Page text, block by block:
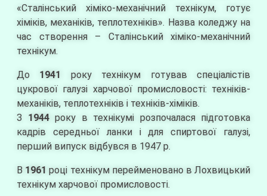
«Сталінський хіміко-механічний технікум, готує
хіміків, механіків, теплотехніків». Назва коледжу на
час створення – Сталінський хіміко-механічний
технікум.
До 1941
року технікум готував спеціалістів
цукрової галузі харчової промисловості: техніків-
механіків, теплотехніків і техніків-хіміків.
З 1944року в технікумі розпочалася підготовка
кадрів середньої ланки і для спиртової галузі,
перший випуск відбувся в 1947 р.
В 1961 році технікум перейменовано в Лохвицький
технікум харчової промисловості.